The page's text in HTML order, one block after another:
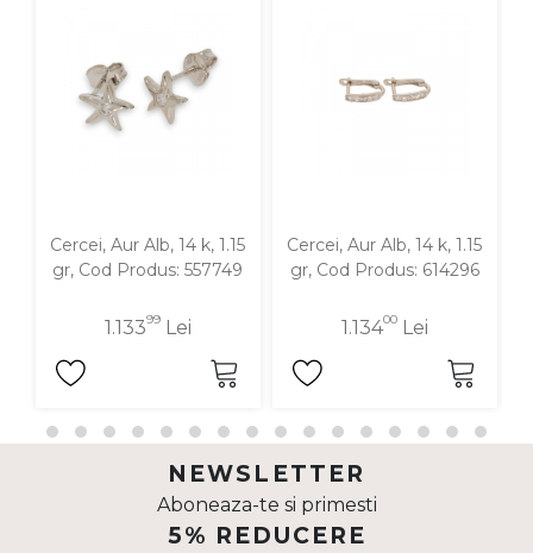
Cercei, Aur Alb, 14 k, 1.15
gr, Cod Produs: 557749
1.13399Lei
Cercei, Aur Alb, 14 k, 1.15
gr, Cod Produs: 614296
1.13400Lei
NEWSLETTER
Aboneaza-te si primesti
5% REDUCERE